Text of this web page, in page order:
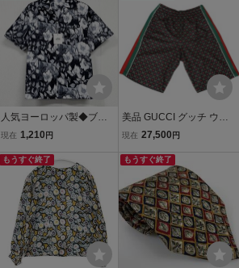
6BE4
人気ヨーロッパ製◆ブル
ガリア発※RISELIN 半袖
ク混 ソフト 接触冷感 総柄
フラワー柄 開襟シャツ L/
現在 1,210 円
美品 GUCCI グッチ ウェ
ブライン GG柄 イージー
ンツ M マルチカラー
現在 27,500 円
もうすぐ終了 もうすぐ終了